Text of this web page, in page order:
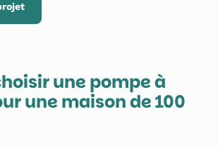
une pompe à
une maison de 100